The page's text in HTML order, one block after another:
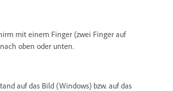
mit einem Finger (zwei Finger auf
oben oder unten.
auf das Bild (Windows) bzw. auf das